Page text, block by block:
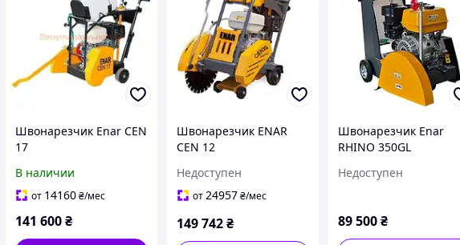
Швонарезчик Enar CEN
17
В наличии
от 14160₴/мес
141 600₴
Швонарезчик ENAR
CEN 12
Недоступен
от24957₴/мес
149 742₴
Швонарезчик Enar
RHINO 350GL
Недоступен
89 500₴